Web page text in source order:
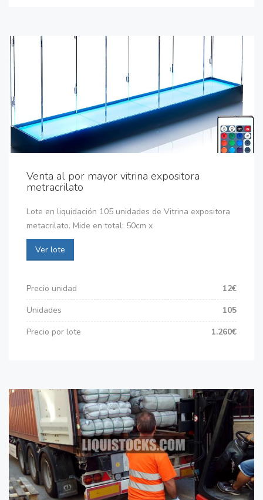
Venta al por mayor vitrina expositora
metracrilato
Lote en liquidación 105 unidades de Vitrina expositora
metacrilato. Mide en total: 50cm x
Ver lote
Precio unidad
12€
Unidades
105
Precio por lote
1.260€